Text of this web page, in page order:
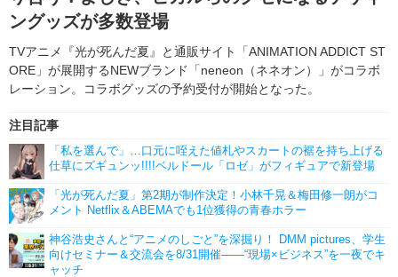
イベント 海外
ビジネス
書評 イベント
ゲーム 座談会
アニメ
アニメ！アニメ！TV ABEMA Cafe
連載・コラム
ングッズが多数登場
TVアニメ『光が死んだ夏』と通販サイト「ANIMATION ADDICT ST
ORE」が展開するNEWブランド「neneon（ネネオン）」がコラボ
レーション。コラボグッズの予約受付が開始となった。
注目記事
「私を選んで」…口元に咥えた値札やスカートの裾を持ち上げる
仕草にズギュンッ!!!!ベルドール「ロゼ」がフィギュアで新登場
「光が死んだ夏」第2期が制作決定！小林千晃＆梅田修一朗がコ
メント Netflix＆ABEMAでも1位獲得の青春ホラー
神谷浩史さんと“アニメのしごと”を深掘り！ DMM pictures、学生
向けセミナー＆交流会を8/31開催――“現場×ビジネス”を一夜でキ
ャッチ